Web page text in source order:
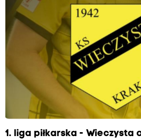
1. liga piłkarska - Wieczysta